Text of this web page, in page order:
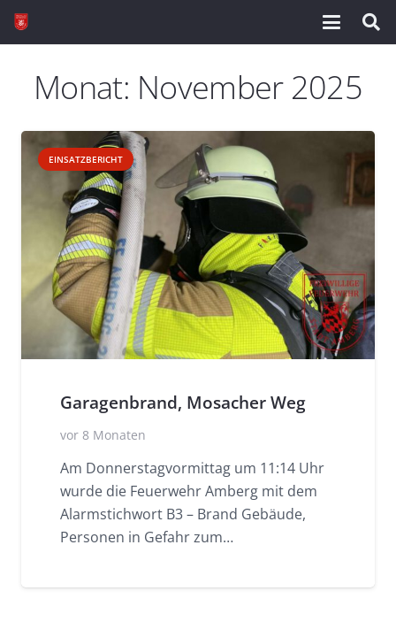
Monat: November 2025
EINSATZBERICHT
Garagenbrand, Mosacher Weg
vor 8 Monaten
Am Donnerstagvormittag um 11:14 Uhr
wurde die Feuerwehr Amberg mit dem
Alarmstichwort B3 – Brand Gebäude,
Personen in Gefahr zum…